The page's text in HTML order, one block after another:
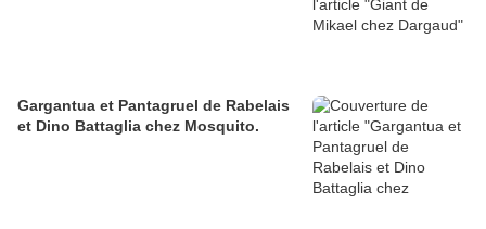
Gargantua et Pantagruel de Rabelais
et Dino Battaglia chez Mosquito.